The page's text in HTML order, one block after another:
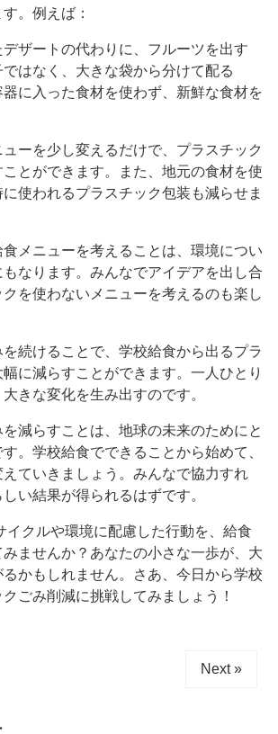
。例えば：
デザートの代わりに、フルーツを出す
ではなく、大きな袋から分けて配る
器に入った食材を使わず、新鮮な食材を
ーを少し変えるだけで、プラスチック
とができます。また、地元の食材を使
使われるプラスチック包装も減らせま
メニューを考えることは、環境につい
なります。みんなでアイデアを出し合
を使わないメニューを考えるのも楽し
続けることで、学校給食から出るプラ
に減らすことができます。一人ひとり
きな変化を生み出すのです。
減らすことは、地球の未来のためにと
。学校給食でできることから始めて、
ていきましょう。みんなで協力すれ
い結果が得られるはずです。
イクルや環境に配慮した行動を、給食
ませんか？あなたの小さな一歩が、大
かもしれません。さあ、今日から学校
ごみ削減に挑戦してみましょう！
Next »